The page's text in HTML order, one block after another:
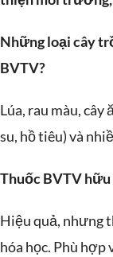
Những loại cây
BVTV?
Lúa, rau màu, cây
su, hồ tiêu) và
Thuốc BVTV hữu
Hiệu quả, nhưng
hóa học. Phù hợp